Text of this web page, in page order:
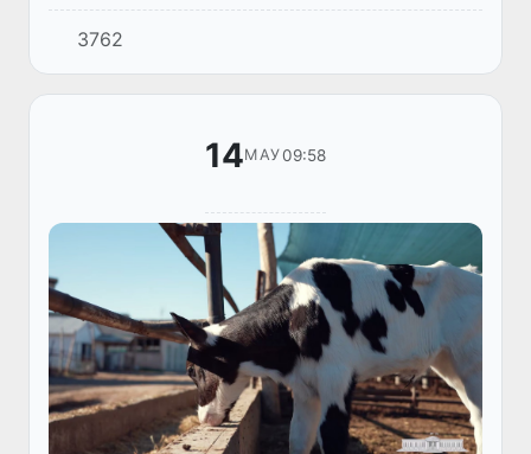
салаларында бірыңғай мемлекеттік басқару
және бақылау жүйесін енгізу іс-шаралары
туралы» Президент Жарлығы қабы...
3762
14МАУ09:58